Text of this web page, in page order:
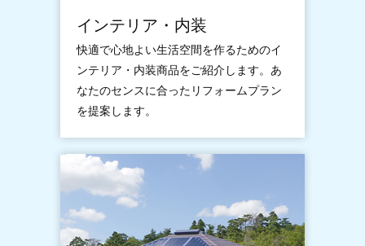
インテリア・内装
快適で心地よい生活空間を作るためのイ
ンテリア・内装商品をご紹介します。あ
なたのセンスに合ったリフォームプラン
を提案します。